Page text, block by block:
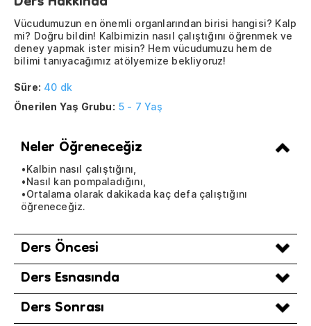
Vücudumuzun en önemli organlarından birisi hangisi? Kalp
mi? Doğru bildin! Kalbimizin nasıl çalıştığını öğrenmek ve
deney yapmak ister misin? Hem vücudumuzu hem de
bilimi tanıyacağımız atölyemize bekliyoruz!
Süre: 40 dk
Önerilen Yaş Grubu: 5 - 7 Yaş
Neler Öğreneceğiz
•Kalbin nasıl çalıştığını,
•Nasıl kan pompaladığını,
•Ortalama olarak dakikada kaç defa çalıştığını
öğreneceğiz.
Ders Öncesi
Ders Esnasında
Ders Sonrası